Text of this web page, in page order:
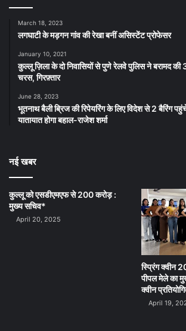
March 18, 2023
लगघाटी के मड़गन गांव की रेखा बनीं असिस्टेंट प्रोफेसर
January 10, 2021
कुल्लू ज़िला के दो निवासियों से पुणे रेलवे पुलिस ने बरामद
चरस, गिरफ़्तार
June 28, 2023
भूतनाथ बैली ब्रिज की रिपेयरिंग के लिए विदेश से 2 बैरिंग
यातायात होगा बहाल-राजेश शर्मा
नई खबर
कुल्लू को एसडीएमएफ से 200 करोड़ :
मुख्य सचिव*
April 20, 2025
स्प्रिंग क्वीन
पीपल मेले का
क्वीन
April 19,